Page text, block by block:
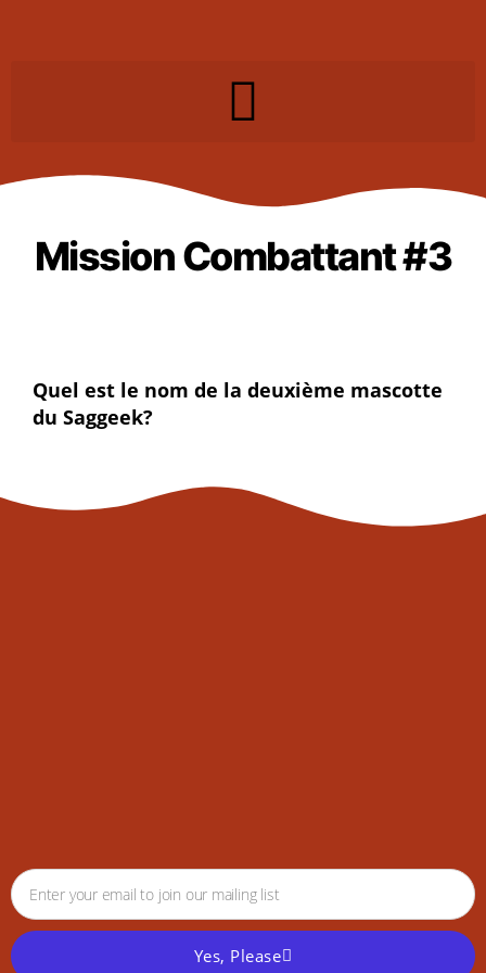
Mission Combattant #3
Quel est le nom de la deuxième mascotte
du Saggeek?
Yes, Please